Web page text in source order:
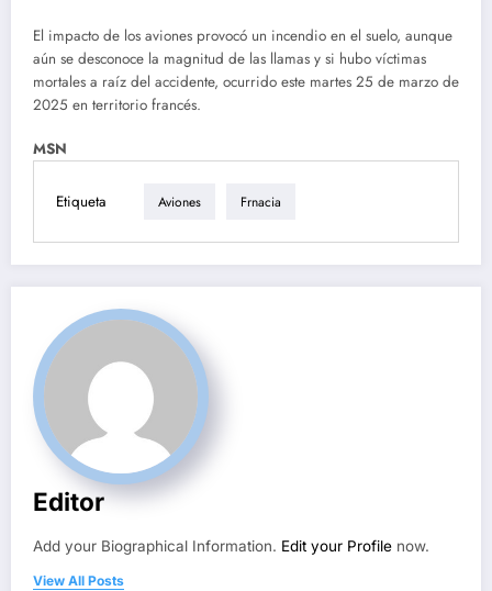
El impacto de los aviones provocó un incendio en el suelo, aunque
aún se desconoce la magnitud de las llamas y si hubo víctimas
mortales a raíz del accidente, ocurrido este martes 25 de marzo de
2025 en territorio francés.
MSN
Etiqueta Aviones Frnacia
Editor
Add your Biographical Information. Edit your Profile now.
View All Posts